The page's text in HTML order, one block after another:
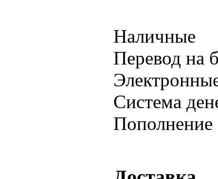
Наличные
Перевод на
Система
Пополнение